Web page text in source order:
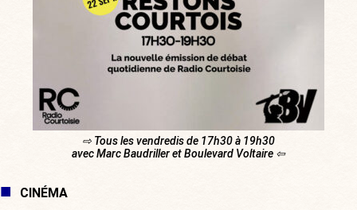
⇨ Tous les vendredis de 17h30 à 19h30
avec Marc Baudriller et Boulevard Voltaire ⇦
CINÉMA